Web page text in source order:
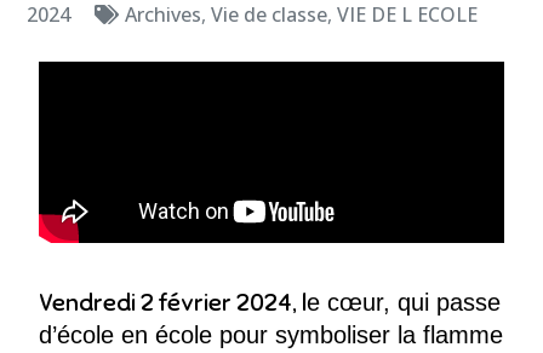
2024
Archives,Vie de classe,VIE DE L ECOLE
Vendredi 2 février 2024, le cœur, qui passe
d’école en école pour symboliser la flamme